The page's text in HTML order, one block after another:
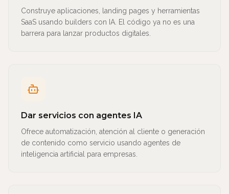
Construye aplicaciones, landing pages y herramientas
SaaS usando builders con IA. El código ya no es una
barrera para lanzar productos digitales.
Dar servicios con agentes IA
Ofrece automatización, atención al cliente o generación
de contenido como servicio usando agentes de
inteligencia artificial para empresas.